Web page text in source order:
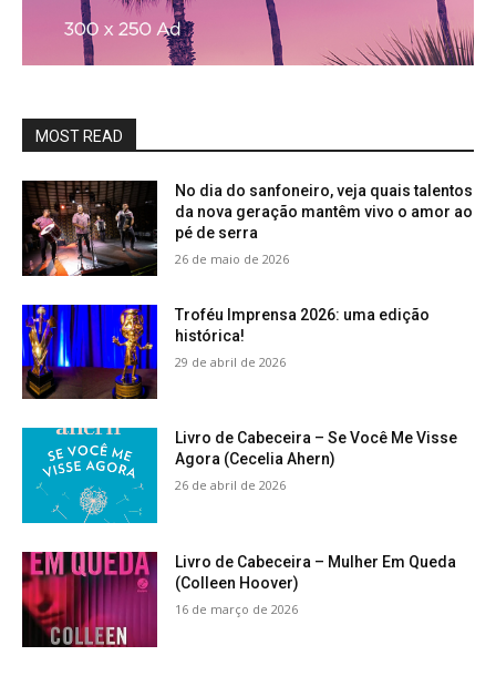
MOST READ
No dia do sanfoneiro, veja quais talentos
da nova geração mantêm vivo o amor ao
pé de serra
26 de maio de 2026
Troféu Imprensa 2026: uma edição
histórica!
29 de abril de 2026
Livro de Cabeceira – Se Você Me Visse
Agora (Cecelia Ahern)
26 de abril de 2026
Livro de Cabeceira – Mulher Em Queda
(Colleen Hoover)
16 de março de 2026